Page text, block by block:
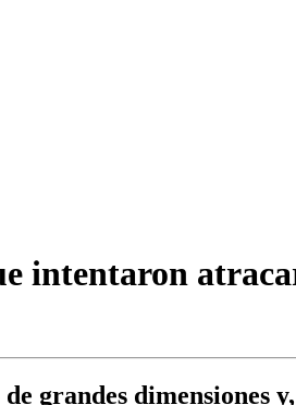
intentaron
grandes dimensiones